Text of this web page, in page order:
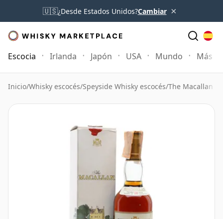
🇺🇸¿Desde Estados Unidos?Cambiar ×
Escocia Irlanda Japón USA Mundo Más
Inicio/Whisky escocés/Speyside Whisky escocés/The Macallan